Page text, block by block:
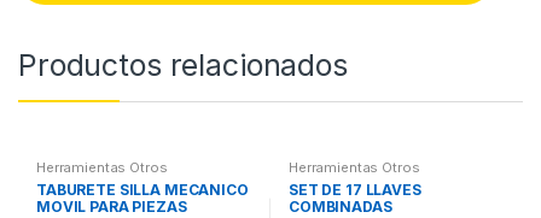
Productos relacionados
Herramientas Otros
TABURETE SILLA MECANICO
MOVIL PARA PIEZAS
Herramientas Otros
SET DE 17 LLAVES
COMBINADAS